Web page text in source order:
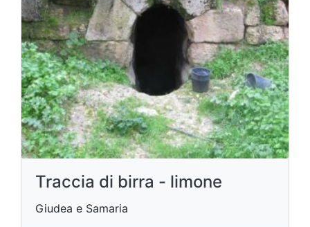
Traccia di birra - limone
Giudea e Samaria